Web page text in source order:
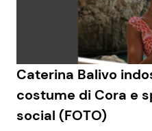
Caterina Balivo
costume di Cora e
social (FOTO)